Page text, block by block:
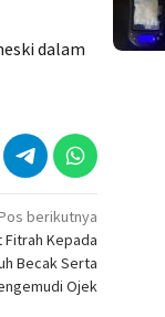
dalam
berikutnya
Kepada
Becak Serta
Ojek